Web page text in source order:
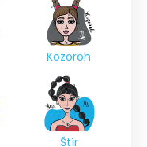
Kozoroh
Štír